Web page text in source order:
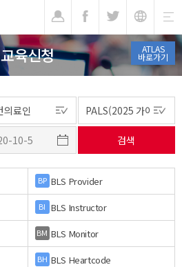
ATLAS
바로가기
교육신청
BP BLS Provider
BI BLS Instructor
BM BLS Monitor
BH BLS Heartcode